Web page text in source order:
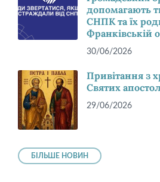
допомагають
СНПК та їх
Франківській
30/06/2026
Привітання з
Святих
29/06/2026
БІЛЬШЕ НОВИН